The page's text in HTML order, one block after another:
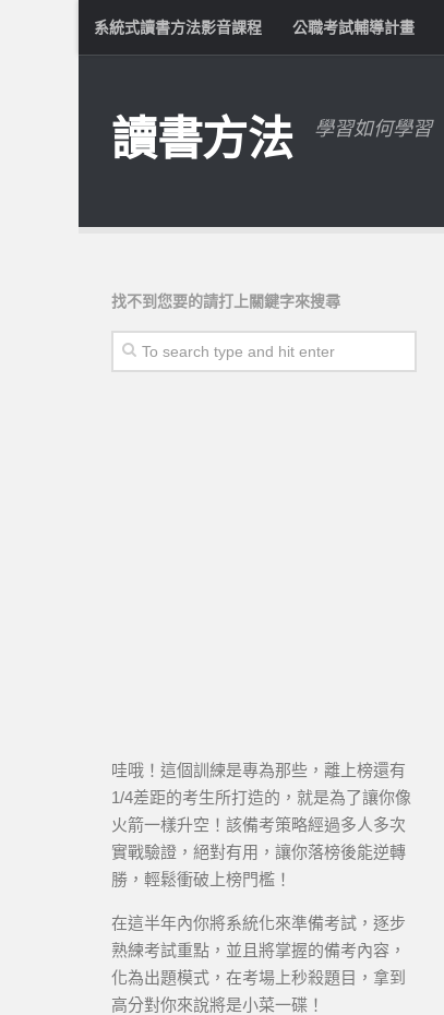
系統式讀書方法影音課程 公職考試輔導計畫
讀書方法 學習如何學習
找不到您要的請打上關鍵字來搜尋
哇哦！這個訓練是專為那些，離上榜還有
1/4差距的考生所打造的，就是為了讓你像
火箭一樣升空！該備考策略經過多人多次
實戰驗證，絕對有用，讓你落榜後能逆轉
勝，輕鬆衝破上榜門檻！
在這半年內你將系統化來準備考試，逐步
熟練考試重點，並且將掌握的備考內容，
化為出題模式，在考場上秒殺題目，拿到
高分對你來說將是小菜一碟！